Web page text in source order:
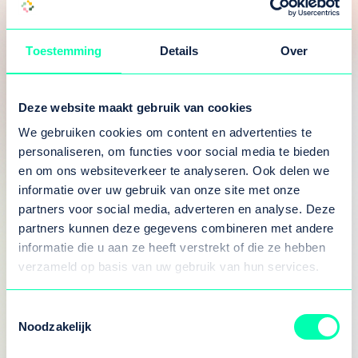
Toestemming Details Over
Deze website maakt gebruik van cookies
We gebruiken cookies om content en advertenties te
personaliseren, om functies voor social media te bieden
en om ons websiteverkeer te analyseren. Ook delen we
informatie over uw gebruik van onze site met onze
partners voor social media, adverteren en analyse. Deze
partners kunnen deze gegevens combineren met andere
informatie die u aan ze heeft verstrekt of die ze hebben
verzameld op basis van uw gebruik van hun services.
Noodzakelijk
Wat heeft u toen gedaan?
“Goed voor jezelf blijven zorgen, en ik heb
hulp gevraagd. Je moet niet denken dat je
alles alleen moet doen. Bij ons in de
gemeente heb je daar bijvoorbeeld De Schans
vraagstukken. Ook praat ik met anderen als
het me even te veel wordt, bijvoorbeeld met
mijn kinderen. Die wonen om de hoek en
staan altijd voor ons klaar. Rust nemen is ook
belangrijk, en niks overhaasten. Iedereen doet
het op z’n eigen manier. Laat vooral ook de
boel de boel als het nodig is. Dan zijn de
niet gedraaid. Dan is dat maar even zo. Blijf